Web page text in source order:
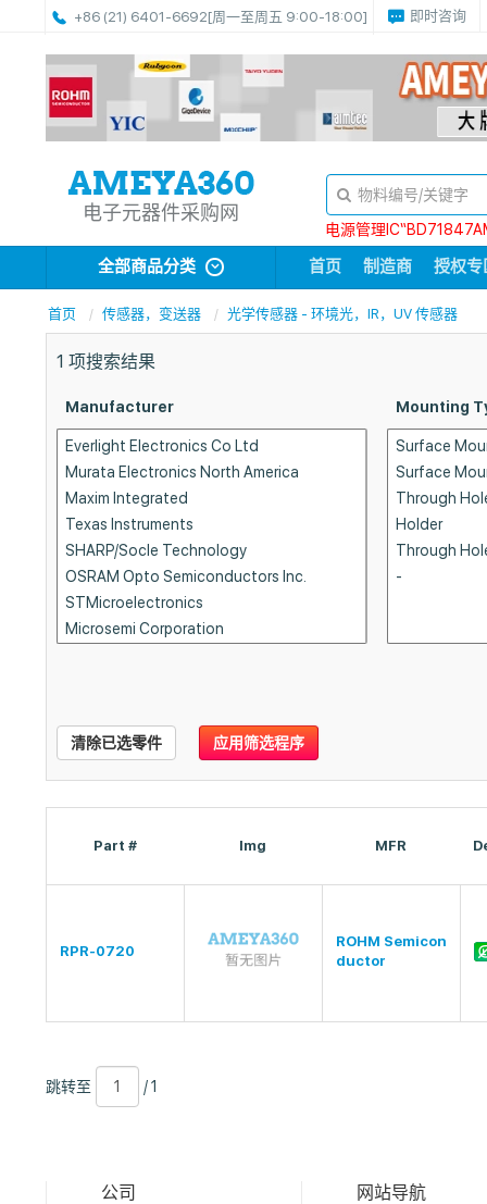
+86 (21) 6401-6692[周一至周五 9:00-18:00] 即时咨询
电子元器件采购网
电源管理
全部商品分类 首页 制造商 授权专
首页 传感器，变送器 光学传感器 - 环境光，IR，UV 传感器
1 项搜索结果
Manufacturer Mounting
清除已选零件 应用筛选程序
Part # Img MFR
RPR-0720
ROHM Semicon
ductor
跳
转
跳转至
1
/ 1
公司 网站导航